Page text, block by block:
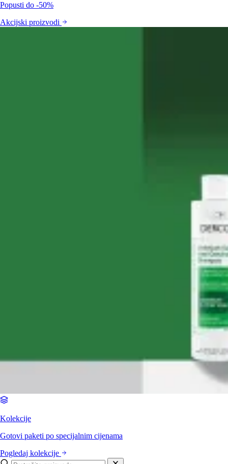
Popusti do -50%
Akcijski proizvodi
Kolekcije
Gotovi paketi po specijalnim cijenama
Pogledaj kolekcije